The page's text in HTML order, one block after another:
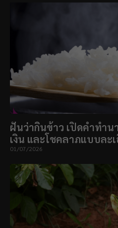
ฝันว่ากินข้าว เปิดคำทำน
เงิน และโชคลาภแบบละ
01/07/2026